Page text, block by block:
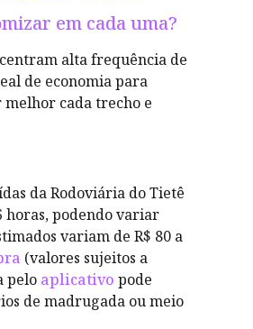
em cada uma?
alta frequência de
de economia para
cada trecho e
da Rodoviária do Tietê
horas, podendo variar
variam de R$ 80 a
(valores sujeitos a
pelo aplicativo pode
de madrugada ou meio